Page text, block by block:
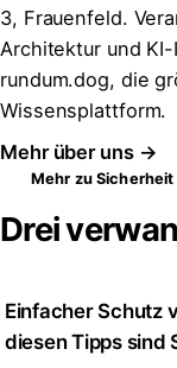
3, Frauenfeld.
Architektur und
rundum.dog, die
Wissensplattform.
Mehr über uns →
Mehr zu
Drei
Einfacher Schutz
diesen Tipps sind